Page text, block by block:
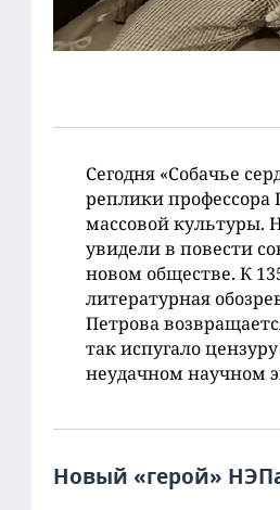
Сегодня «Собачье
реплики профессора
массовой культуры.
увидели в повести
новом обществе. К
литературная
Петрова
так испугало
неудачном научном
Новый «герой»